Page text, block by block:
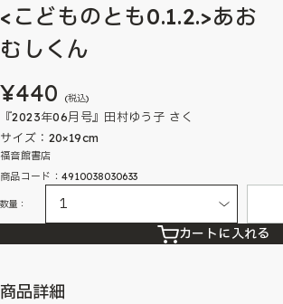
<こどものとも0.1.2.>あお
むしくん
¥440 (税込)
『2023年06月号』田村ゆう子 さく
サイズ：20×19cm
福音館書店
商品コード：4910038030633
数量：
カートに入れる
商品詳細